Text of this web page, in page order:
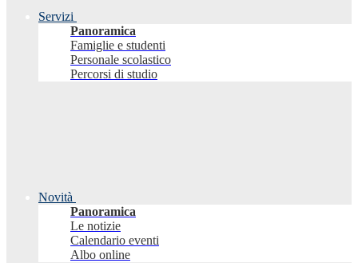
Servizi
Panoramica
Famiglie e studenti
Personale scolastico
Percorsi di studio
Novità
Panoramica
Le notizie
Calendario eventi
Albo online